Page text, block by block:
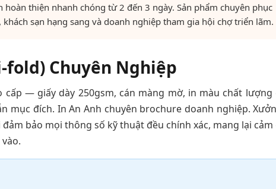
thiện nhanh chóng từ 2 đến 3 ngày. Sản phẩm chuyên phục
sạn hạng sang và doanh nghiệp tham gia hội chợ triển lãm.
fold) Chuyên Nghiệp
cấp — giấy dày 250gsm, cán màng mờ, in màu chất lượng
mục đích. In An Anh chuyên brochure doanh nghiệp.
bảo mọi thông số kỹ thuật đều chính xác, mang lại cảm